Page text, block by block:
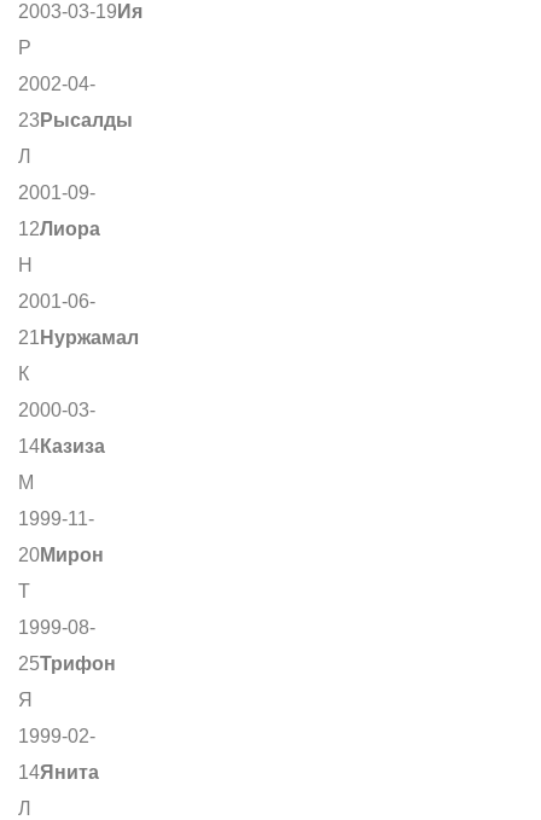
2003-03-19 Ия
Р
2002-04-
23 Рысалды
Л
2001-09-
12Лиора
Н
2001-06-
21 Нуржамал
К
2000-03-
14Казиза
М
1999-11-
20Мирон
Т
1999-08-
25Трифон
Я
1999-02-
14Янита
Л